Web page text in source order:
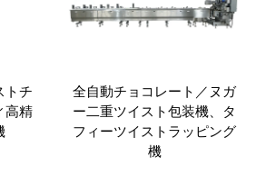
トチ
高精
全自動チョコレート／ヌガ
ー二重ツイスト包装機、タ
フィーツイストラッピング
機